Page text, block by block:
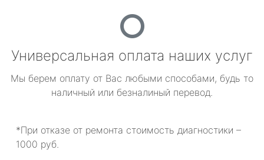
Универсальная оплата наших услуг
Мы берем оплату от Вас любыми способами, будь то
наличный или безналиный перевод.
*При отказе от ремонта стоимость диагностики –
1000 руб.